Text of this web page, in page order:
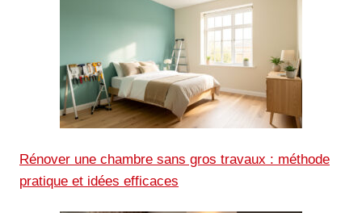
Rénover une chambre sans gros travaux : méthode
pratique et idées efficaces